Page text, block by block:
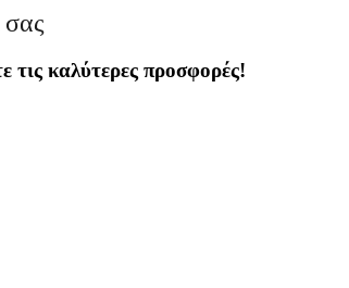
σας
τις καλύτερες προσφορές!